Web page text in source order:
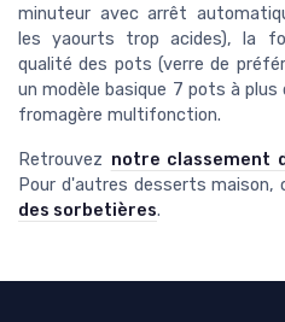
minuteur avec arrêt
les yaourts trop acides), la
qualité des pots (verre de
un modèle basique 7 pots à
fromagère multifonction.
Retrouvez notre classement
Pour d'autres desserts maison,
des sorbetières.